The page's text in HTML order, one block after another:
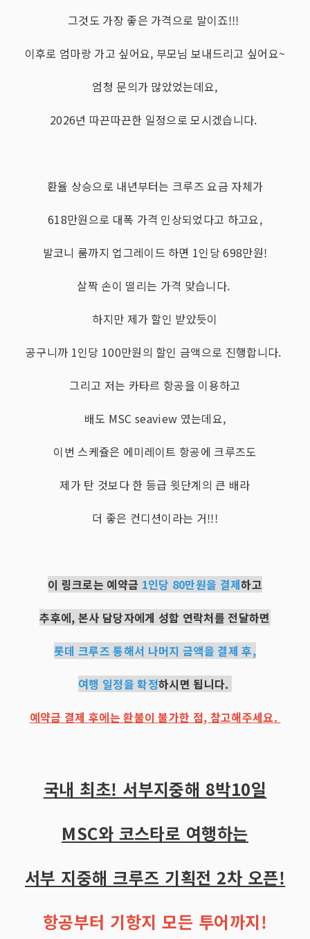
그것도 가장 좋은 가격으로 말이죠!!!
이후로 엄마랑 가고 싶어요, 부모님 보내드리고 싶어요~
엄청 문의가 많았었는데요,
2026년 따끈따끈한 일정으로 모시겠습니다.
환율 상승으로 내년부터는 크루즈 요금 자체가
618만원으로 대폭 가격 인상되었다고 하고요,
발코니 룸까지 업그레이드 하면 1인당 698만원!
살짝 손이 떨리는 가격 맞습니다.
하지만 제가 할인 받았듯이
공구니까 1인당 100만원의 할인 금액으로 진행합니다.
그리고 저는 카타르 항공을 이용하고
배도 MSC seaview 였는데요,
이번 스케쥴은 에미레이트 항공에 크루즈도
제가 탄 것보다 한 등급 윗단계의 큰 배라
더 좋은 컨디션이라는 거!!!
이 링크로는 예약금 1인당 80만원을 결제하고
추후에, 본사 담당자에게 성함 연락처를 전달하면
롯데 크루즈 통해서 나머지 금액을 결제 후,
여행 일정을 확정하시면 됩니다.
예약금 결제 후에는 환불이 불가한 점, 참고해주세요.
국내 최초! 서부지중해 8박10일
MSC와 코스타로 여행하는
서부 지중해 크루즈 기획전 2차 오픈!
항공부터 기항지 모든 투어까지!